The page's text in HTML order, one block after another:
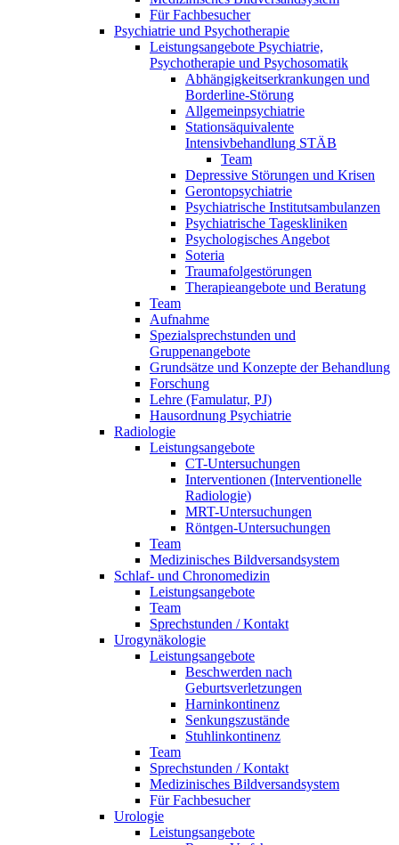
Für Fachbesucher
Psychiatrie und Psychotherapie
Leistungsangebote Psychiatrie,
Psychotherapie und Psychosomatik
Abhängigkeitserkrankungen und
Borderline-Störung
Allgemeinpsychiatrie
Stationsäquivalente
Intensivbehandlung STÄB
Team
Depressive Störungen und Krisen
Gerontopsychiatrie
Psychiatrische Institutsambulanzen
Psychiatrische Tageskliniken
Psychologisches Angebot
Soteria
Traumafolgestörungen
Therapieangebote und Beratung
Team
Aufnahme
Spezialsprechstunden und
Gruppenangebote
Grundsätze und Konzepte der Behandlung
Forschung
Lehre (Famulatur, PJ)
Hausordnung Psychiatrie
Radiologie
Leistungsangebote
CT-Untersuchungen
Interventionen (Interventionelle
Radiologie)
MRT-Untersuchungen
Röntgen-Untersuchungen
Team
Medizinisches Bildversandsystem
Schlaf- und Chronomedizin
Leistungsangebote
Team
Sprechstunden / Kontakt
Urogynäkologie
Leistungsangebote
Beschwerden nach
Geburtsverletzungen
Harninkontinenz
Senkungszustände
Stuhlinkontinenz
Team
Sprechstunden / Kontakt
Medizinisches Bildversandsystem
Für Fachbesucher
Urologie
Leistungsangebote